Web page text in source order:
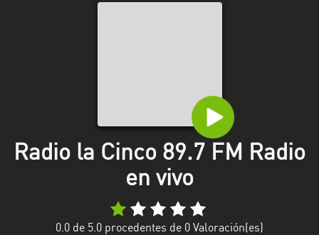
Largo
Florida
Radio la Cinco 89.7 FM Radio
en vivo
0.0 de 5.0 procedentes de 0 Valoración(es)